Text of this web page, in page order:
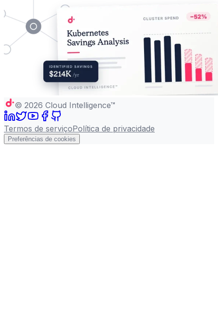
© 2026 Cloud Intelligence™
Termos de serviçoPolítica de privacidade
Preferências de cookies